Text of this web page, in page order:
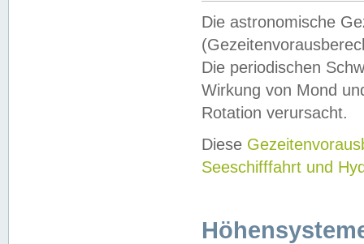
Die astronomische
Die periodischen
Wirkung von Mond
Rotation verursacht.
Diese
Seeschifffahrt und